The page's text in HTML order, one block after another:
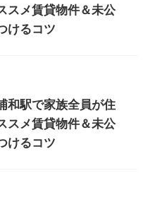
スメ賃貸物件＆未公
けるコツ
和駅で家族全員が住
スメ賃貸物件＆未公
けるコツ